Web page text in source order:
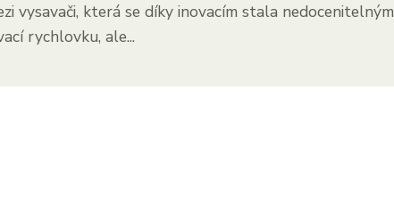
vysavači, která se díky inovacím stala nedocenitelným
rychlovku, ale...